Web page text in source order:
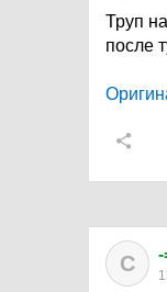
Труп
после
С -